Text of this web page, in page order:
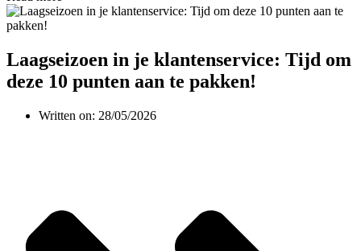
Laagseizoen in je klantenservice: Tijd om
deze 10 punten aan te pakken!
Written on: 28/05/2026